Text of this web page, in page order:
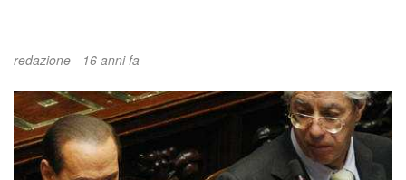
redazione - 16 anni fa